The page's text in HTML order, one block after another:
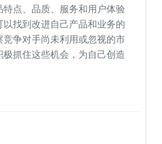
点、品质、服务和用户体验
找到改进自己产品和业务的
争对手尚未利用或忽视的市
抓住这些机会，为自己创造